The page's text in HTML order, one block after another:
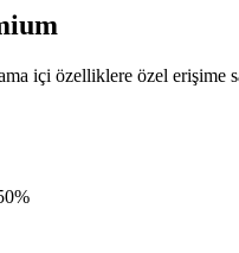
içi özelliklere özel erişime